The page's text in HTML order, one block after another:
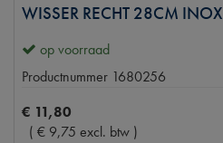
WISSER RECHT 28CM INOX
op voorraad
Productnummer 1680256
€ 11,80
( € 9,75 excl. btw )